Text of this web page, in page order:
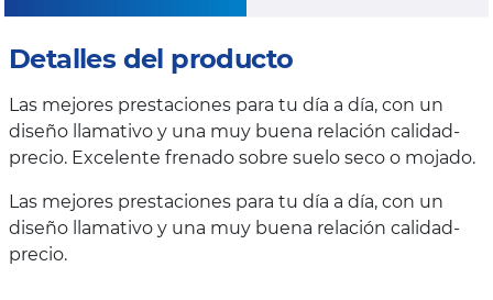
Detalles del producto
Las mejores prestaciones para tu día a día, con un
diseño llamativo y una muy buena relación calidad-
precio. Excelente frenado sobre suelo seco o mojado.
Las mejores prestaciones para tu día a día, con un
diseño llamativo y una muy buena relación calidad-
precio.